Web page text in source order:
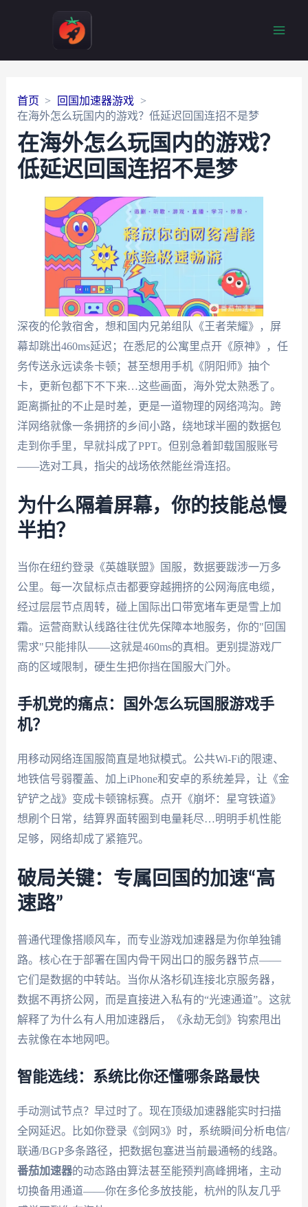
首页
回国加速器游戏
在海外怎么玩国内的游戏？低延迟回国连招不是梦
在海外怎么玩国内的游戏？
低延迟回国连招不是梦
深夜的伦敦宿舍，想和国内兄弟组队《王者荣耀》，屏
幕却跳出460ms延迟；在悉尼的公寓里点开《原神》，任
务传送永远读条卡顿；甚至想用手机《阴阳师》抽个
卡，更新包都下不下来…这些画面，海外党太熟悉了。
距离撕扯的不止是时差，更是一道物理的网络鸿沟。跨
洋网络就像一条拥挤的乡间小路，绕地球半圈的数据包
走到你手里，早就抖成了PPT。但别急着卸载国服账号
——选对工具，指尖的战场依然能丝滑连招。
为什么隔着屏幕，你的技能总慢
半拍？
当你在纽约登录《英雄联盟》国服，数据要跋涉一万多
公里。每一次鼠标点击都要穿越拥挤的公网海底电缆，
经过层层节点周转，碰上国际出口带宽堵车更是雪上加
霜。运营商默认线路往往优先保障本地服务，你的"回国
需求"只能排队——这就是460ms的真相。更别提游戏厂
商的区域限制，硬生生把你挡在国服大门外。
手机党的痛点：国外怎么玩国服游戏手
机？
用移动网络连国服简直是地狱模式。公共Wi-Fi的限速、
地铁信号弱覆盖、加上iPhone和安卓的系统差异，让《金
铲铲之战》变成卡顿锦标赛。点开《崩坏：星穹铁道》
想刷个日常，结算界面转圈到电量耗尽…明明手机性能
足够，网络却成了紧箍咒。
破局关键：专属回国的加速“高
速路”
普通代理像搭顺风车，而专业游戏加速器是为你单独铺
路。核心在于部署在国内骨干网出口的服务器节点——
它们是数据的中转站。当你从洛杉矶连接北京服务器，
数据不再挤公网，而是直接进入私有的“光速通道”。这就
解释了为什么有人用加速器后，《永劫无剑》钩索甩出
去就像在本地网吧。
智能选线：系统比你还懂哪条路最快
手动测试节点？早过时了。现在顶级加速器能实时扫描
全网延迟。比如你登录《剑网3》时，系统瞬间分析电信/
联通/BGP多条路径，把数据包塞进当前最通畅的线路。
番茄加速器的动态路由算法甚至能预判高峰拥堵，主动
切换备用通道——你在多伦多放技能，杭州的队友几乎